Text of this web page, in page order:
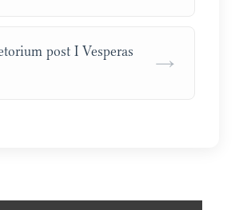
post I Vesperas
→